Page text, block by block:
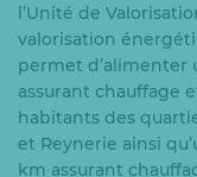
l’Unité de
valorisation
permet d’alimenter
assurant chauffage
habitants des
et Reynerie ainsi
km assurant